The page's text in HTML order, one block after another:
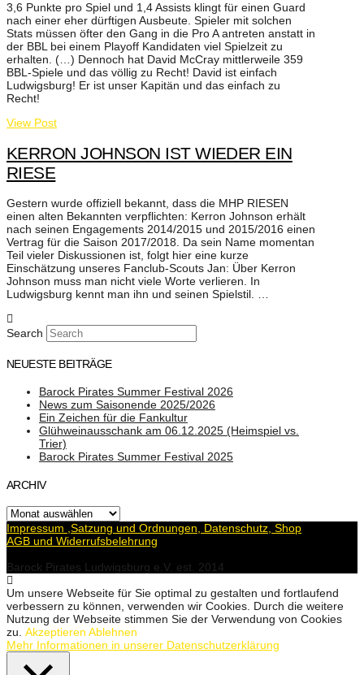
3,6 Punkte pro Spiel und 1,4 Assists klingt für einen Guard
nach einer eher dürftigen Ausbeute. Spieler mit solchen
Stats müssen öfter den Gang in die Pro A antreten anstatt in
der BBL bei einem Playoff Kandidaten viel Spielzeit zu
erhalten. (…) Dennoch hat David McCray mittlerweile 359
BBL-Spiele und das völlig zu Recht! David ist einfach
Ludwigsburg! Er ist unser Kapitän und das einfach zu
Recht!
View Post
KERRON JOHNSON IST WIEDER EIN
RIESE
Gestern wurde offiziell bekannt, dass die MHP RIESEN
einen alten Bekannten verpflichten: Kerron Johnson erhält
nach seinen Engagements 2014/2015 und 2015/2016 einen
Vertrag für die Saison 2017/2018. Da sein Name momentan
Teil vieler Diskussionen ist, folgt hier eine kurze
Einschätzung unseres Fanclub-Scouts Jan: Über Kerron
Johnson muss man nicht viele Worte verlieren. In
Ludwigsburg kennt man ihn und seinen Spielstil. …
Search
NEUESTE BEITRÄGE
Barock Pirates Summer Festival 2026
News zum Saisonende 2025/2026
Ein Zeichen für die Fankultur
Glühweinausschank am 06.12.2025 (Heimspiel vs.
Trier)
Barock Pirates Summer Festival 2025
ARCHIV
Archiv
Impressum ,Satzung und Ordnungen, Datenschutz, Shop
AGB und Widerrufsbelehrung
Barock Pirates Ludwigsburg e.V. est. 2014
Um unsere Webseite für Sie optimal zu gestalten und fortlaufend
verbessern zu können, verwenden wir Cookies. Durch die weitere
Nutzung der Webseite stimmen Sie der Verwendung von Cookies
zu. Akzeptieren Ablehnen
Mehr Informationen in unserer Datenschutzerklärung